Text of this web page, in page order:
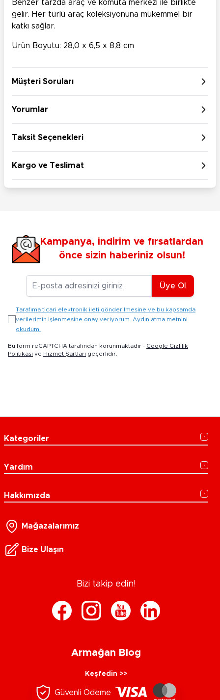
Benzer tarzda araç ve komuta merkezi ile birlikte
gelir. Her türlü araç koleksiyonuna mükemmel bir
katkı sağlar.
Ürün Boyutu: 28,0 x 6,5 x 8,8 cm
Müşteri Soruları
Yorumlar
Taksit Seçenekleri
Kargo ve Teslimat
Kampanya, indirim ve fırsatlardan
önce sizin haberiniz olsun!
E-posta Adresiniz
Üye Ol
Tarafıma ticari elektronik ileti gönderilmesine ve bu kapsamda
verilerimin işlenmesine onay veriyorum. Aydınlatma metnini
okudum.
Bu form reCAPTCHA tarafından korunmaktadır - Google Gizlilik
Politikası ve Hizmet Şartları geçerlidir.
Kategoriler
Yardım
Hakkımızda
Mağazalarımız
Bize Ulaşın
Bizi takip edin!
Armağan Blog
Keşfedin >>
Güvenli Ödeme